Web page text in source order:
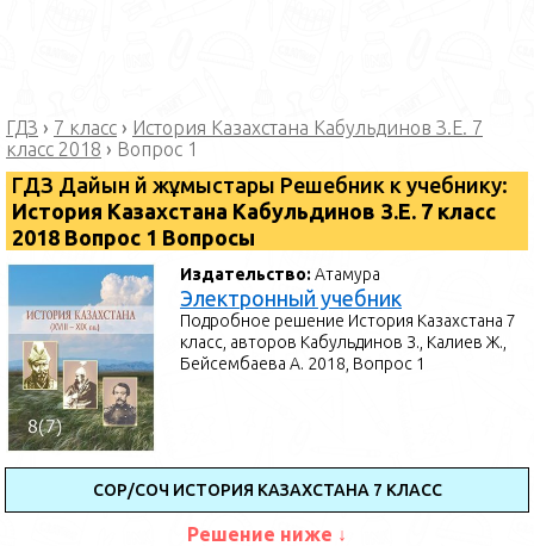
ГДЗ › 7 класс › История Казахстана Кабульдинов З.Е. 7
класс 2018 › Вопрос 1
ГДЗ Дайын үй жұмыстары Решебник к учебнику:
История Казахстана Кабульдинов З.Е. 7 класс
2018 Вопрос 1 Вопросы
Издательство:Атамура
Электронный учебник
Подробное решение История Казахстана 7
класс, авторов Кабульдинов З., Калиев Ж.,
Бейсембаева А. 2018, Вопрос 1
СОР/СОЧ ИСТОРИЯ КАЗАХСТАНА 7 КЛАСС
Решение ниже ↓